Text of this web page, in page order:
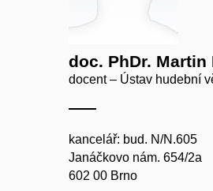
doc. PhDr. Martin
docent – Ústav hudební
kancelář: bud. N/N.605
Janáčkovo nám. 654/2a
602 00 Brno